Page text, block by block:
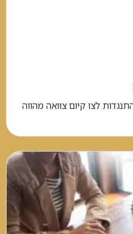
לצו קיום צוואה מהווה